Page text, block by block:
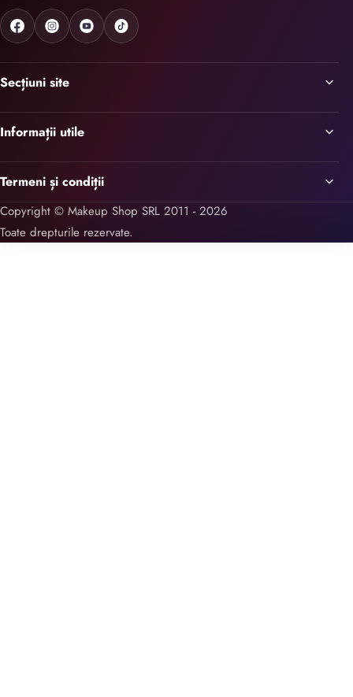
Secțiuni site
Informații utile
Termeni și condiții
Copyright © Makeup Shop SRL 2011 - 2026
Toate drepturile rezervate.